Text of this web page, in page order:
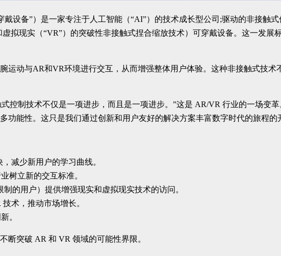
穿戴设备”）是一家专注于人工智能（“AI”）的技术成长型公司;驱动的非接
拟现实（“VR”）的突破性非接触式捏合缩放技术）可穿戴设备。这一发展
运动与AR和VR环境进行交互，从而增强整体用户体验。这种非接触式技
控制技术不仅是一项进步，而且是一项进步。”这是 AR/VR 行业的一场变
功能性。这只是我们通过创新和用户友好的解决方案丰富数字时代的旅程的
减少新用户的学习曲线。
树立新的交互标准。
的用户）提供增强现实和虚拟现实技术的访问。
术，推动市场增长。
。
断突破 AR 和 VR 领域的可能性界限。